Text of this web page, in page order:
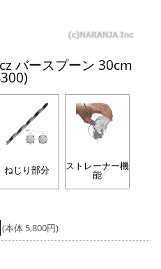
バースプーン 30cm
ねじり部分 ストレーナー機
能
(本体 5,800円)